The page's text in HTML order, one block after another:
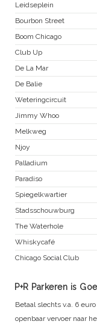
Leidseplein
Bourbon Street
Boom Chicago
Club Up
De La Mar
De Balie
Weteringcircuit
Jimmy Whoo
Melkweg
Njoy
Palladium
Paradiso
Spiegelkwartier
Stadsschouwburg
The Waterhole
Whiskycafé
Chicago Social Club
P+R Parkeren is
Betaal slechts v.a. 6
openbaar vervoer naar